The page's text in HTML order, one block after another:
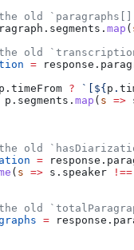
old
. segments . map (
old
= response .
. timeFrom ? `[ ${p .
p . segments . map ( s =>
old
= response .
( s => s . speaker !==
old
= response .